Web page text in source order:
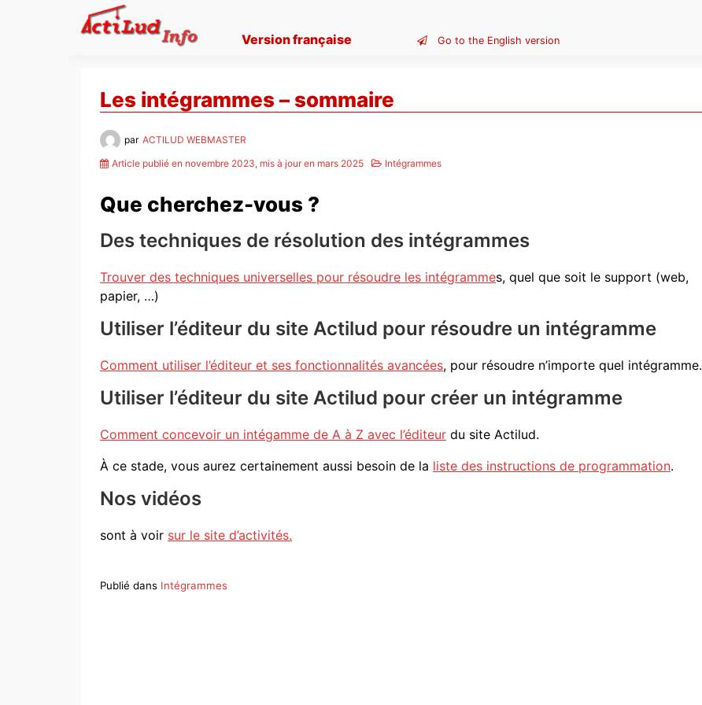
Skip
Version française Go to the English version
Les intégrammes – sommaire
par ACTILUD WEBMASTER
Article publié en novembre 2023, mis à jour en mars 2025
Intégrammes
Que cherchez-vous ?
Des techniques de résolution des intégrammes
Trouver des techniques universelles pour résoudre les intégrammes, quel que soit le support (web,
papier, …)
Utiliser l’éditeur du site Actilud pour résoudre un intégramme
Comment utiliser l’éditeur et ses fonctionnalités avancées, pour résoudre n’importe quel intégramme.
Utiliser l’éditeur du site Actilud pour créer un intégramme
Comment concevoir un intégamme de A à Z avec l’éditeur du site Actilud.
À ce stade, vous aurez certainement aussi besoin de la liste des instructions de programmation.
Nos vidéos
sont à voir sur le site d’activités.
Publié dans Intégrammes